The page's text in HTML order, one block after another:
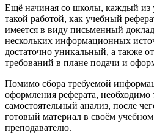
Ещё начиная со школы, каждый из
такой работой, как учебный
имеется в виду письменный
нескольких информационных
достаточно уникальный, а также
требований в плане подачи и
Помимо сбора требуемой
оформления реферата, необходимо
самостоятельный анализ, после
готовый материал в своём
преподавателю.